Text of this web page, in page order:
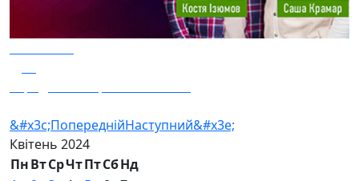
&#x3c;ПопереднійНаступний&#x3e;
Квітень 2024
ПнВтСрЧтПтСбНд